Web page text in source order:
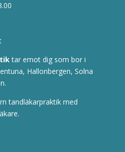
tar emot dig som bor i
Hallonbergen, Solna
tandläkarpraktik med